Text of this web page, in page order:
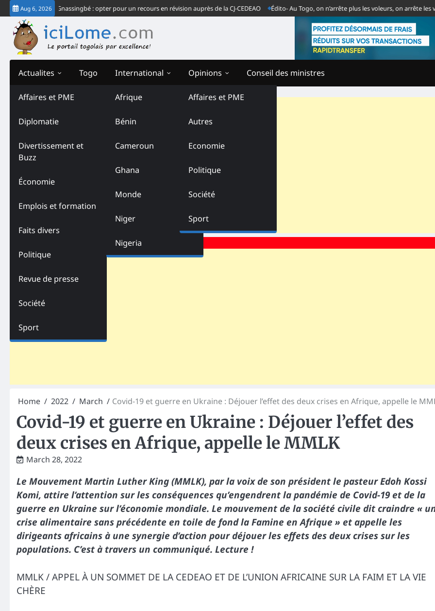
Skip
to
content
Aug 6, 2026
du système Gnassingbé : opter pour un recours en révision auprès de la CJ-CEDEAO Édito- Au Togo, on n’arrête plus les voleurs, on arrête les
Actualites
Affaires et PME
Diplomatie
Divertissement et
Buzz
Économie
Emplois et formation
Faits divers
Politique
Revue de presse
Société
Sport
Togo International
Afrique
Bénin
Cameroun
Ghana
Monde
Niger
Nigeria
Opinions
Affaires et PME
Autres
Economie
Politique
Société
Sport
Conseil des ministres
Home 2022 March Covid-19 et guerre en Ukraine : Déjouer l’effet des deux crises en Afrique, appelle le
Covid-19 et guerre en Ukraine : Déjouer l’effet des
deux crises en Afrique, appelle le MMLK
March 28, 2022
Le Mouvement Martin Luther King (MMLK), par la voix de son président le pasteur Edoh Kossi
Komi, attire l’attention sur les conséquences qu’engendrent la pandémie de Covid-19 et de la
guerre en Ukraine sur l’économie mondiale. Le mouvement de la société civile dit craindre «
crise alimentaire sans précédente en toile de fond la Famine en Afrique » et appelle les
dirigeants africains à une synergie d’action pour déjouer les effets des deux crises sur les
populations. C’est à travers un communiqué. Lecture !
MMLK / APPEL À UN SOMMET DE LA CEDEAO ET DE L’UNION AFRICAINE SUR LA FAIM ET LA VIE
CHÈRE